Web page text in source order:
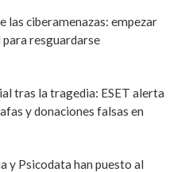
las ciberamenazas: empezar
resguardarse
tras la tragedia: ESET alerta
y donaciones falsas en
y Psicodata han puesto al